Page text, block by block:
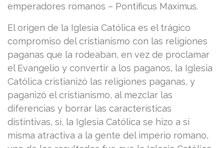
emperadores romanos – Pontificus Maximus.
El origen de la Iglesia Católica es el trágico
compromiso del cristianismo con las religiones
paganas que la rodeaban, en vez de proclamar
el Evangelio y convertir a los paganos, la Iglesia
Católica cristianizó las religiones paganas, y
paganizó el cristianismo, al mezclar las
diferencias y borrar las características
distintivas, si, la Iglesia Católica se hizo a sí
misma atractiva a la gente del imperio romano,